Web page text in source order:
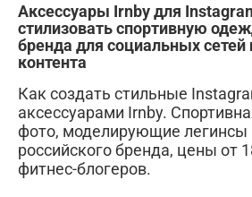
Аксессуары Irnby для
стилизовать спортивную
бренда для социальных сетей
контента
Как создать стильные
аксессуарами Irnby.
фото, моделирующие легинсы
российского бренда, цены от
фитнес-блогеров.